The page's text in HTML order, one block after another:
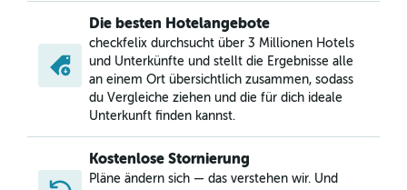
Die besten Hotelangebote
checkfelix durchsucht über 3 Millionen Hotels
und Unterkünfte und stellt die Ergebnisse alle
an einem Ort übersichtlich zusammen, sodass
du Vergleiche ziehen und die für dich ideale
Unterkunft finden kannst.
Kostenlose Stornierung
Pläne ändern sich — das verstehen wir. Und